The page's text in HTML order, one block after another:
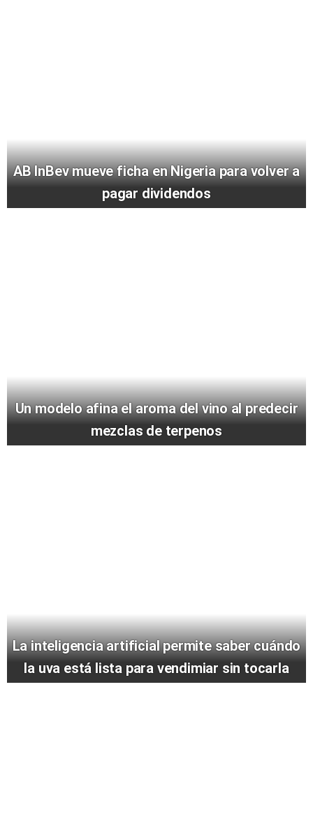
AB InBev mueve ficha en Nigeria para volver a
pagar dividendos
Un modelo afina el aroma del vino al predecir
mezclas de terpenos
La inteligencia artificial permite saber cuándo
la uva está lista para vendimiar sin tocarla